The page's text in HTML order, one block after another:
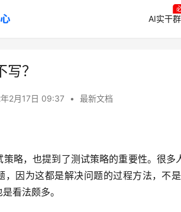
AI实干群
？
2月17日 09:37 • 最新文档
策略，也提到了测试策略的重要性。很
，因为这都是解决问题的过程方法，不
看法颇多。